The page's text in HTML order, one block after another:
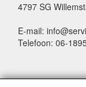
4797 SG
E-mail:
Telefoon: 06-